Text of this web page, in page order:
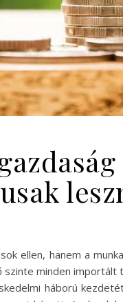
ellen, hanem a
minden importált
háború